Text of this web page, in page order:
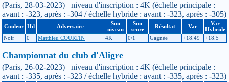
(Paris, 28-03-2023) niveau d'inscription : 4K (échelle principale :
avant : -323, après : -304 / échelle hybride : avant : -323, après : -305)
Couleur Hd Adversaire
Son
niveau
Son
score
Résultat Var
Var
Hybride
Noir
0 Matthieu COURTIN 4K 0/1 Gagnée +18.49 +18.5
Championnat du club d'Aligre
(Paris, 26-02-2023) niveau d'inscription : 4K (échelle principale :
avant : -335, après : -323 / échelle hybride : avant : -335, après : -323)